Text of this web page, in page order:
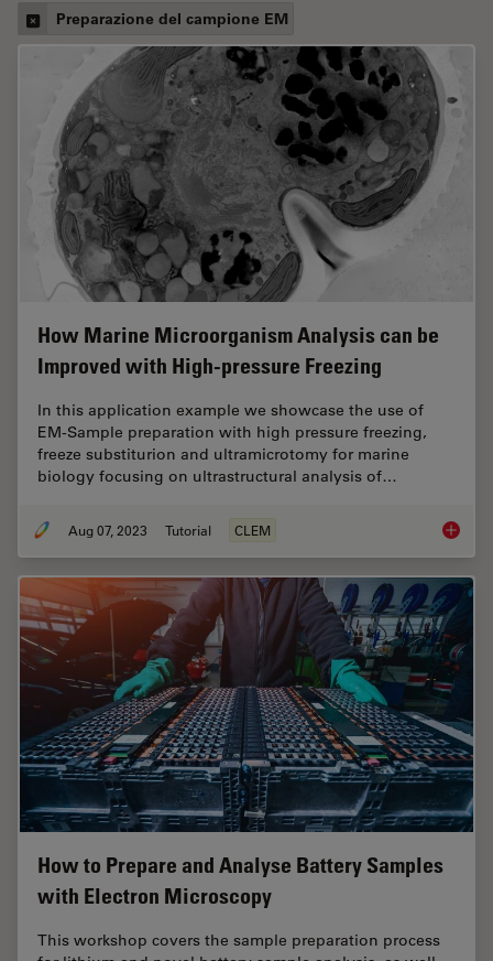
Preparazione del campione EM
How Marine Microorganism Analysis can be
Improved with High-pressure Freezing
In this application example we showcase the use of
EM-Sample preparation with high pressure freezing,
freeze substiturion and ultramicrotomy for marine
biology focusing on ultrastructural analysis of…
Aug 07, 2023 Tutorial CLEM How
How to Prepare and Analyse Battery Samples
with Electron Microscopy
This workshop covers the sample preparation process